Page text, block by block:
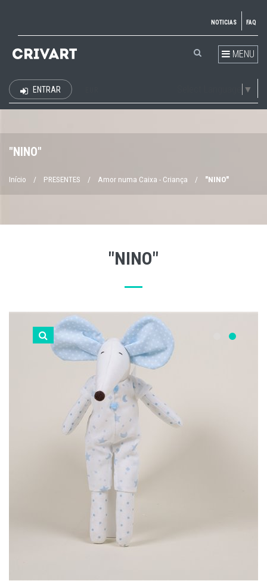
NOTICIAS FAQ
MENU
▼
ENTRAR
"NINO"
Início / PRESENTES / Amor numa Caixa - Criança / "NINO"
"NINO"